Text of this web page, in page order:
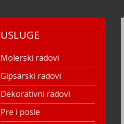
USLUGE
Molerski radovi
Gipsarski radovi
Dekorativni radovi
Pre i posle